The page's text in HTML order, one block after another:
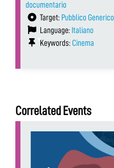
documentario
Target: Pubblico Generico
Language: Italiano
Keywords: Cinema
Correlated Events